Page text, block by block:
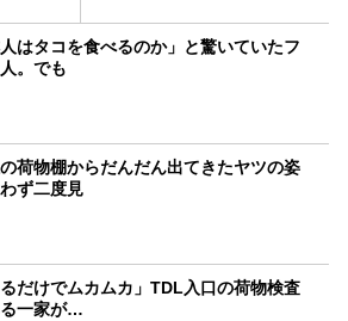
人はタコを食べるのか」と驚いていたフ
。でも
荷物棚からだんだん出てきたヤツの姿
ず二度見
るだけでムカムカ」TDL入口の荷物検査
一家が…